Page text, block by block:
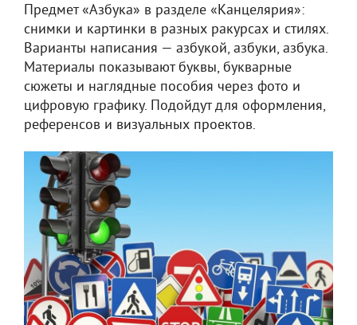
Предмет «Азбука» в разделе «Канцелярия»:
снимки и картинки в разных ракурсах и стилях.
Варианты написания — азбукой, азбуки, азбука.
Материалы показывают буквы, букварные
сюжеты и наглядные пособия через фото и
цифровую графику. Подойдут для оформления,
референсов и визуальных проектов.